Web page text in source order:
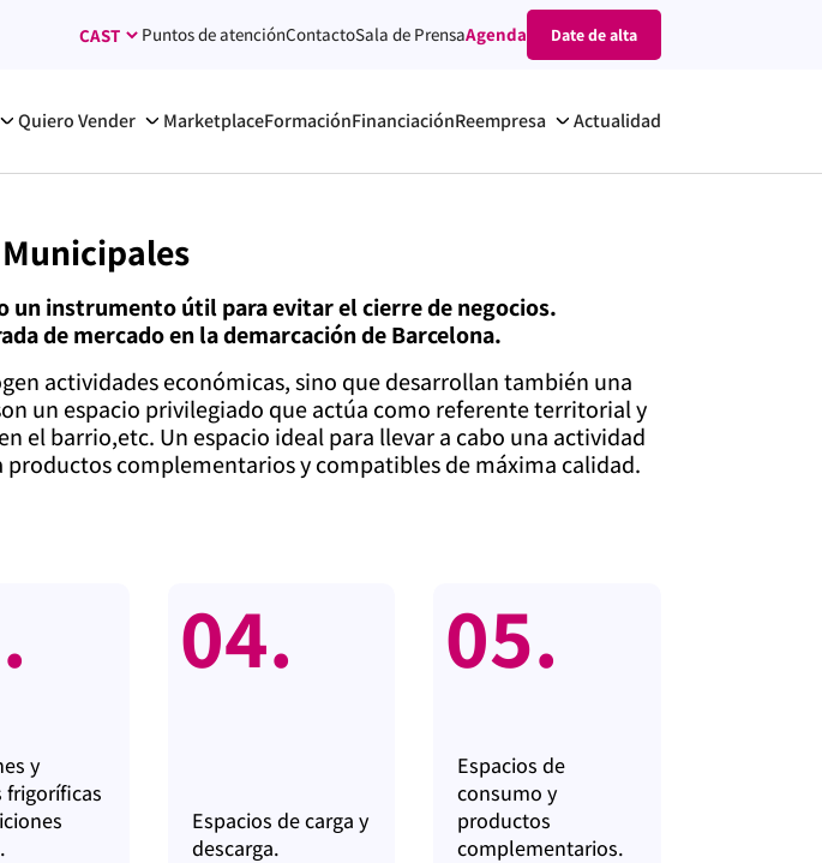
Puntos de atenciónContactoSala de PrensaAgenda Date de alta
Quiero Vender MarketplaceFormaciónFinanciaciónReempresa Actualidad
un instrumento útil para evitar el cierre de negocios.
de mercado en la demarcación de Barcelona.
actividades económicas, sino que desarrollan también una
un espacio privilegiado que actúa como referente territorial y
el barrio,etc. Un espacio ideal para llevar a cabo una actividad
complementarios y compatibles de máxima calidad.
y
frigoríficas
04.
Espacios de carga y
descarga.
05.
Espacios de
consumo y
productos
complementarios.